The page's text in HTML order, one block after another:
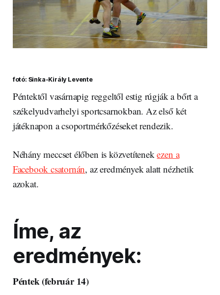
fotó: Sinka-Király Levente
Péntektől vasárnapig reggeltől estig rúgják a bőrt a
székelyudvarhelyi sportcsarnokban. Az első két
játéknapon a csoportmérkőzéseket rendezik.
Néhány meccset élőben is közvetítenekezen a
Facebook csatornán, az eredmények alatt nézhetik
azokat.
Íme, az
eredmények:
Péntek (február 14)